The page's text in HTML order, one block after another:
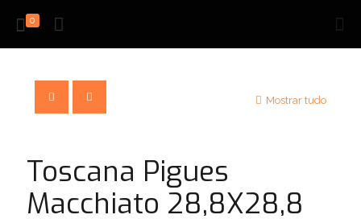
0
Mostrar tudo
Toscana Pigues
Macchiato 28,8X28,8